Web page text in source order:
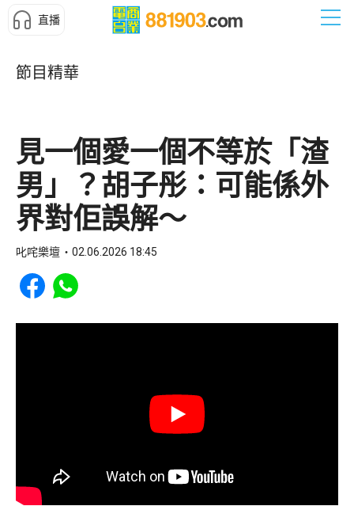
直播
節目精華
見一個愛一個不等於「渣
男」？胡子彤：可能係外
界對佢誤解～
叱咤樂壇 02.06.2026 18:45
Share to Facebook
Share to WhatsApp